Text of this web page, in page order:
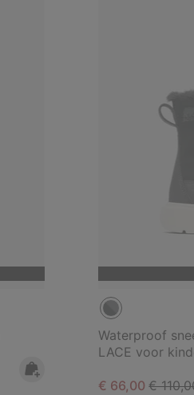
Waterproof
LACE voor
Sale price:
€ 66,00€